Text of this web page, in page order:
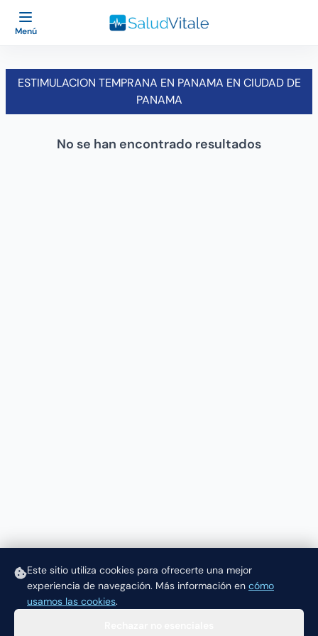
Este sitio utiliza cookies para ofrecerte una mejor
experiencia de navegación. Más información en cómo
usamos las cookies.
Menú
ESTIMULACION TEMPRANA EN PANAMA EN CIUDAD DE
PANAMA
No se han encontrado resultados